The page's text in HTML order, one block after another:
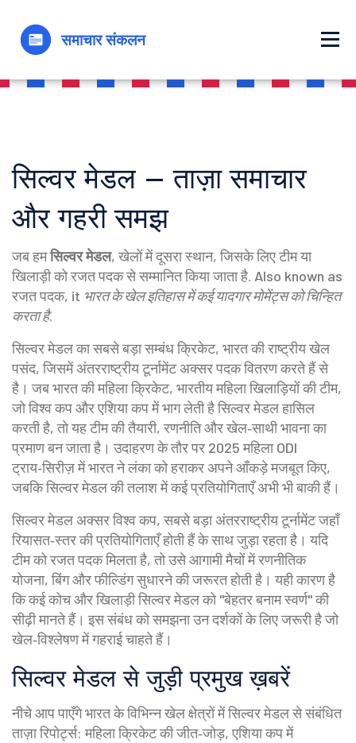
सिल्वर मेडल – ताज़ा समाचार
और गहरी समझ
जब हमसिल्वर मेडल,खेलों में दूसरा स्थान, जिसके लिए टीम या
खिलाड़ी को रजत पदक से सम्मानित किया जाता है. Also known as
रजत पदक, it भारत के खेल इतिहास में कई यादगार मोमेंट्स को चिन्हित
करता है.
सिल्वर मेडल का सबसे बड़ा सम्बंधक्रिकेट, भारत की राष्ट्रीय खेल
पसंद, जिसमें अंतरराष्ट्रीय टूर्नामेंट अक्सर पदक वितरण करते हैंसे
है। जब भारत कीमहिला क्रिकेट, भारतीय महिला खिलाड़ियों की टीम,
जो विश्व कप और एशिया कप में भाग लेती हैसिल्वर मेडल हासिल
करती है, तो यह टीम की तैयारी, रणनीति और खेल‑साथी भावना का
प्रमाण बन जाता है। उदाहरण के तौर पर 2025 महिला ODI
ट्राय‑सिरीज़ में भारत ने लंका को हराकर अपने आँकड़े मजबूत किए,
जबकि सिल्वर मेडल की तलाश में कई प्रतियोगिताएँ अभी भी बाकी हैं।
सिल्वर मेडल अक्सरविश्व कप,सबसे बड़ा अंतरराष्ट्रीय टूर्नामेंट जहाँ
रियासत‑स्तर की प्रतियोगिताएँ होती हैंके साथ जुड़ा रहता है। यदि
टीम को रजत पदक मिलता है, तो उसे आगामी मैचों में रणनीतिक
योजना, बिंग और फील्डिंग सुधारने की जरूरत होती है। यही कारण है
कि कई कोच और खिलाड़ी सिल्वर मेडल को "बेहतर बनाम स्वर्ण" की
सीढ़ी मानते हैं। इस संबंध को समझना उन दर्शकों के लिए जरूरी है जो
खेल‑विश्लेषण में गहराई चाहते हैं।
सिल्वर मेडल से जुड़ी प्रमुख ख़बरें
नीचे आप पाएँगे भारत के विभिन्न खेल क्षेत्रों में सिल्वर मेडल से संबंधित
ताज़ा रिपोर्ट्स: महिला क्रिकेट की जीत‑जोड़, एशिया कप में